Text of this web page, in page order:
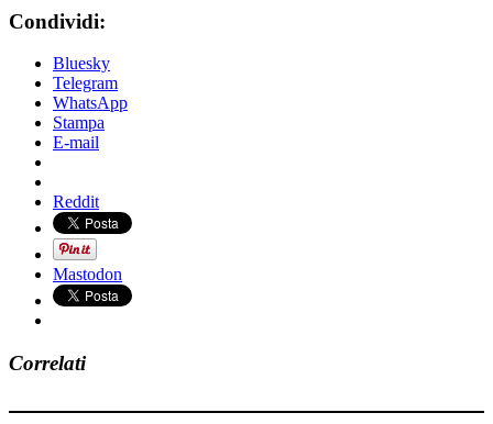
Condividi:
Bluesky
Telegram
WhatsApp
Stampa
E-mail
Reddit
Mastodon
Correlati